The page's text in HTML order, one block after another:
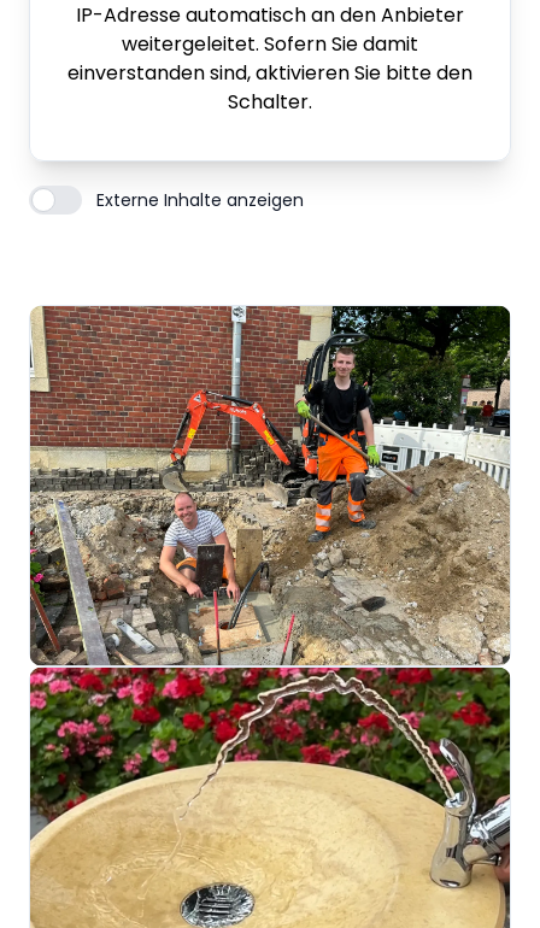
IP-Adresse automatisch an den Anbieter
weitergeleitet. Sofern Sie damit
einverstanden sind, aktivieren Sie bitte den
Schalter.
Externe Inhalte anzeigen